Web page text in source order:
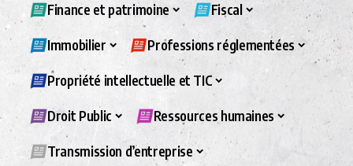
Finance et patrimoine Fiscal
Immobilier Professions réglementées
Propriété intellectuelle et TIC
Droit Public Ressources humaines
Transmission d’entreprise